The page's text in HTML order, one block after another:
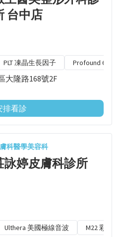
台中店
PLT 凍晶生長因子 Profound 67 魔
大隆路168號2F
排看診
科醫學美容科
詠婷皮膚科診所
Ulthera 美國極線音波 M22 彩衝光